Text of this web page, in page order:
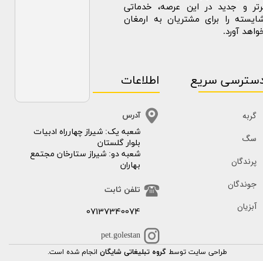
و جدید در این عرصه، خدماتی
را برای مشتریان به ارمغان
آورد.
سریع
گربه
سگ
پرندگان
جوندگان
آبزیان
​​شعبه یک: شیراز چهارراه ادبیات
بلوار گلستان
شعبه دو: شیراز ستارخان مجتمع
بهاران
اطلاعات
آدرس
تلفن ثابت
07137340074
pet.golestan
طراحی سایت توسط گروه تبلیغاتی شایگان انجام شده است.